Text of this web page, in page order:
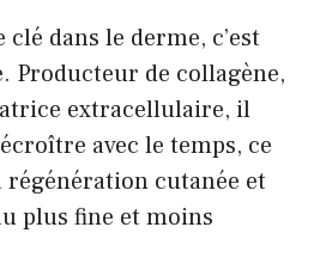
clé dans le derme, c’est
Producteur de collagène,
extracellulaire, il
avec le temps, ce
cutanée et
plus fine et moins